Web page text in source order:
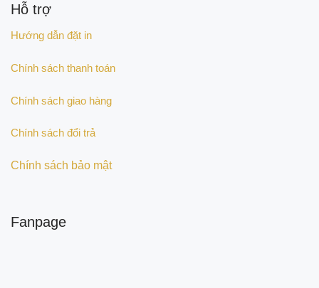
Hỗ trợ
Hướng dẫn đặt in
Chính sách thanh toán
Chính sách giao hàng
Chính sách đổi trả
Chính sách bảo mật
Fanpage